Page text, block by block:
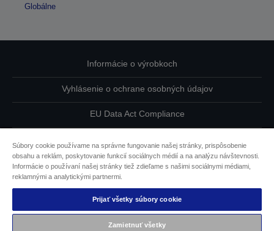
Globálne
Informácie o výrobkoch
Vyhlásenie o ochrane osobných údajov
EU Data Act Compliance
Informácie o súboroch cookie
Záväzok spoločnosti Epson k dostupnosti
Obsah chránený autorskými právami © 2026 spoločnosti
Súbory cookie používame na správne fungovanie našej stránky, prispôsobenie
obsahu a reklám, poskytovanie funkcií sociálnych médií a na analýzu návštevnosti.
Informácie o používaní našej stránky tiež zdieľame s našimi sociálnymi médiami,
reklamnými a analytickými partnermi.
Prijať všetky súbory cookie
Zamietnuť všetky